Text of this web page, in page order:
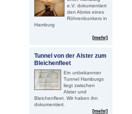
e.V. dokumentiert
den Abriss eines
Röhrenbunkers in
Hamburg
[mehr]
Tunnel von der Alster zum
Bleichenfleet
Ein unbekannter
Tunnel Hamburgs
liegt zwischen
Alster und
Bleichenfleet. Wir haben ihn
dokumentiert.
[mehr]